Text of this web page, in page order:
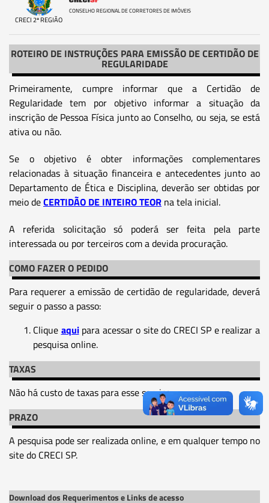
CRECI 2ª REGIÃO
CONSELHO REGIONAL DE CORRETORES DE IMÓVEIS
ROTEIRO DE INSTRUÇÕES PARA EMISSÃO DE CERTIDÃO DE
REGULARIDADE
Primeiramente, cumpre informar que a Certidão de
Regularidade tem por objetivo informar a situação da
inscrição de Pessoa Física junto ao Conselho, ou seja, se está
ativa ou não.
Se o objetivo é obter informações complementares
relacionadas à situação financeira e antecedentes junto ao
Departamento de Ética e Disciplina, deverão ser obtidas por
meio deCERTIDÃO DE INTEIRO TEOR na tela inicial.
A referida solicitação só poderá ser feita pela parte
interessada ou por terceiros com a devida procuração.
COMO FAZER O PEDIDO
Para requerer a emissão de certidão de regularidade, deverá
seguir o passo a passo:
Clique aquipara acessar o site do CRECI SP e realizar a
pesquisa online.
TAXAS
Não há custo de taxas para esse serviço.
PRAZO
A pesquisa pode ser realizada online, e em qualquer tempo no
site do CRECI SP.
Download dos Requerimentos e Links de acesso